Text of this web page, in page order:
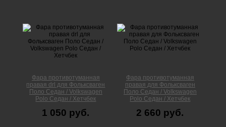
Фара противотуманная
правая drl для Фольксваген
Поло Cедан / Volkswagen
Polo Седан / Хетчбек
1 050 руб.
Фара противотуманная
правая для Фольксваген
Поло Cедан / Volkswagen
Polo Седан / Хетчбек
2 660 руб.